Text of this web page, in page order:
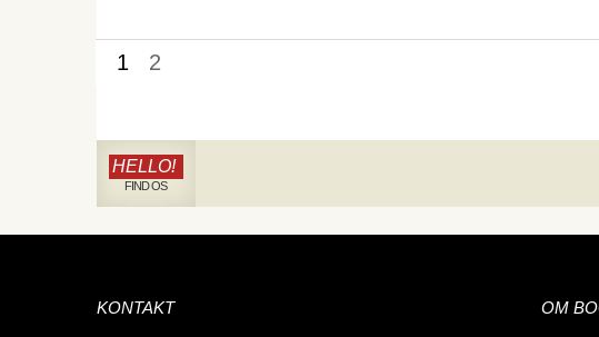
1 2
HELLO!
FIND OS
KONTAKT OM